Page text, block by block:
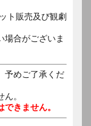
ト販売及び観劇
場合がございま
予めご了承くだ
。
きません。